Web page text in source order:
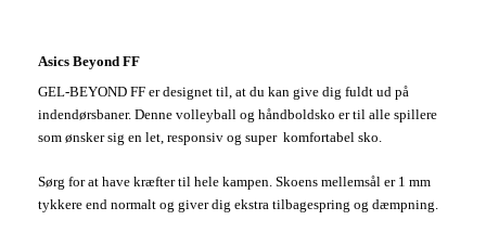
Asics Beyond FF
GEL-BEYOND FF er designet til, at du kan give dig fuldt ud på
indendørsbaner. Denne volleyball og håndboldsko er til alle spillere
som ønsker sig en let, responsiv og super komfortabel sko.
Sørg for at have kræfter til hele kampen. Skoens mellemsål er 1 mm
tykkere end normalt og giver dig ekstra tilbagespring og dæmpning.